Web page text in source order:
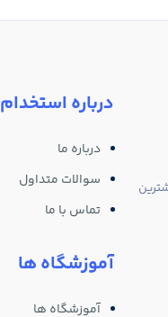
درباره استخدام 24
درباره ما
سوالات متداول
تماس با ما
آموزشگاه ها
آموزشگاه ها